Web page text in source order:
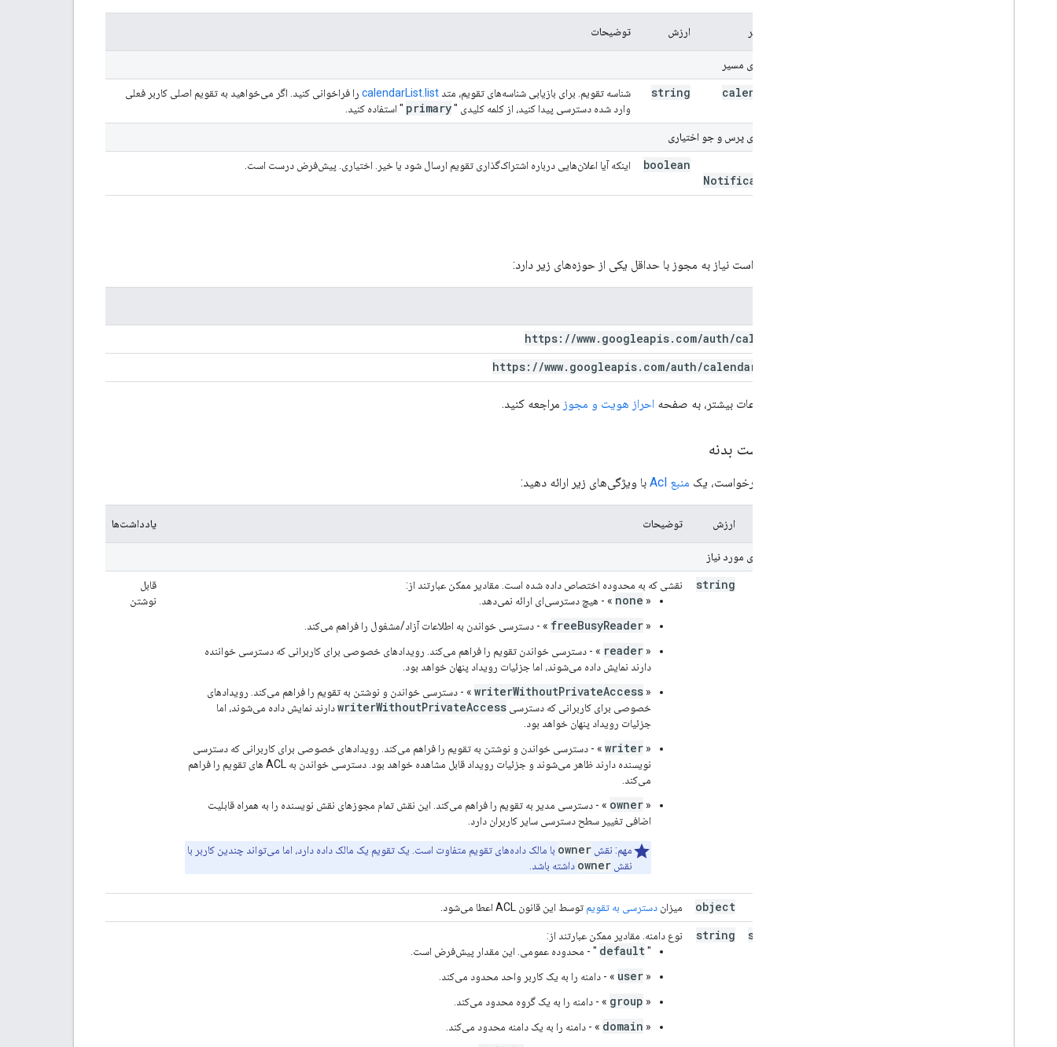
نام پارامتر ارزش توضیحات
پارامترهای مسیر
calendar
string شناسه تقویم. برای بازیابی شناسه‌های تقویم، متد calendarList.list را فراخوانی کنید. اگر می‌خواهید به تقویم اصلی کاربر فعلی
وارد شده دسترسی پیدا کنید، از کلمه کلیدی "primary " استفاده کنید.
پارامترهای پرس و جو اختیاری
Notifications
boolean اینکه آیا اعلان‌هایی درباره اشتراک‌گذاری تقویم ارسال شود یا خیر. اختیاری. پیش‌فرض درست است.
این درخواست نیاز به مجوز با حداقل یکی از حوزه‌های زیر دارد:
https: //www. googleapis. com/auth/calendar
https: //www. googleapis. com/auth/calendar
برای اطلاعات بیشتر، به صفحه احراز هویت و مجوز مراجعه کنید.
درخواست بدنه
در بدنه درخواست، یک منبع Acl با ویژگی‌های زیر ارائه دهید:
ارزش توضیحات یادداشت‌ها
ویژگی‌های مورد نیاز
string
نقشی که به محدوده اختصاص داده شده است. مقادیر ممکن عبارتند از:
«
none » - هیچ دسترسی‌ای ارائه نمی‌دهد.
«
freeBusyReader » - دسترسی خواندن به اطلاعات آزاد/مشغول را فراهم می‌کند.
«
reader » - دسترسی خواندن تقویم را فراهم می‌کند. رویدادهای خصوصی برای کاربرانی که دسترسی خواننده
دارند نمایش داده می‌شوند، اما جزئیات رویداد پنهان خواهد بود.
«
writerWithoutPrivateAccess » - دسترسی خواندن و نوشتن به تقویم را فراهم می‌کند. رویدادهای
خصوصی برای کاربرانی که دسترسی writerWithoutPrivateAccessدارند نمایش داده می‌شوند، اما
جزئیات رویداد پنهان خواهد بود.
«
writer » - دسترسی خواندن و نوشتن به تقویم را فراهم می‌کند. رویدادهای خصوصی برای کاربرانی که دسترسی
نویسنده دارند ظاهر می‌شوند و جزئیات رویداد قابل مشاهده خواهد بود. دسترسی خواندن به ACL های تقویم را فراهم
می‌کند.
«
owner » - دسترسی مدیر به تقویم را فراهم می‌کند. این نقش تمام مجوزهای نقش نویسنده را به همراه قابلیت
اضافی تغییر سطح دسترسی سایر کاربران دارد.
مهم: نقش owner با مالک داده‌های تقویم متفاوت است. یک تقویم یک مالک داده دارد، اما می‌تواند چندین کاربر با
نقش owner داشته باشد.
قابل
نوشتن
object میزان دسترسی به تقویم توسط این قانون ACL اعطا می‌شود.
scope
string
نوع دامنه. مقادیر ممکن عبارتند از:
"
default " - محدوده عمومی. این مقدار پیش‌فرض است.
«
user » - دامنه را به یک کاربر واحد محدود می‌کند.
«
group » - دامنه را به یک گروه محدود می‌کند.
«
domain » - دامنه را به یک دامنه محدود می‌کند.